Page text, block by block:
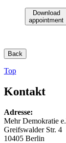
Download
appointment
Back
Top
Kontakt
Adresse:
Mehr Demokratie
Greifswalder Str. 4
10405 Berlin